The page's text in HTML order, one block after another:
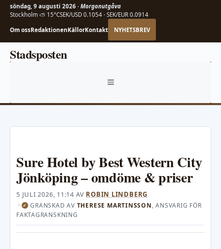
söndag, 9 augusti 2026 · Morgonutgåva
Stockholm ⛅ 15°CSEK/USD 0.1054 · SEK/EUR 0.0914
Om ossRedaktionenKällorKontakt NYHETSBREV
HoppaStadsposten
MENY
Sure Hotel by Best Western City
Jönköping – omdöme & priser
5 JULI 2026, 11:14 AV ROBIN LINDBERG
·✓ GRANSKAD AV THERESE MARTINSSON, ANSVARIG FÖR
FAKTAGRANSKNING